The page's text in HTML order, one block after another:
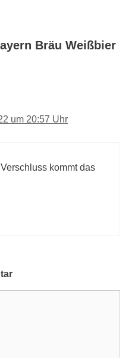
Bräu Weißbier
um 20:57 Uhr
kommt das